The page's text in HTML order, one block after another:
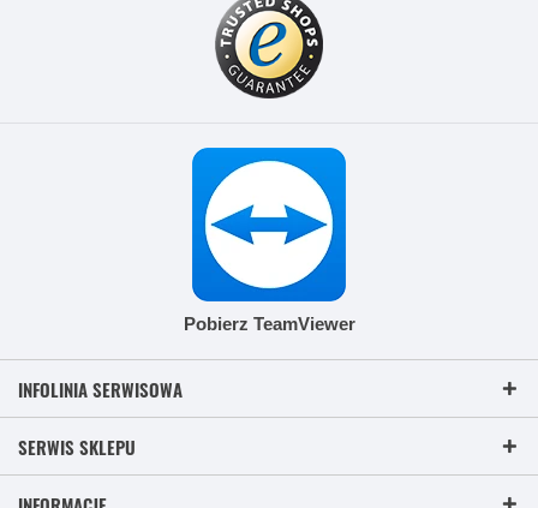
Pobierz TeamViewer
INFOLINIA SERWISOWA
SERWIS SKLEPU